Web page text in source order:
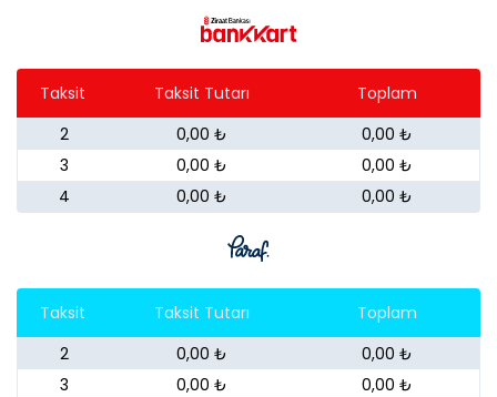
Taksit Taksit Tutarı
Toplam
2
0,00 ₺
0,00 ₺
3
0,00 ₺
0,00 ₺
4
0,00 ₺ 0,00 ₺
Taksit Taksit Tutarı
Toplam
2
0,00 ₺
0,00 ₺
3
0,00 ₺
0,00 ₺